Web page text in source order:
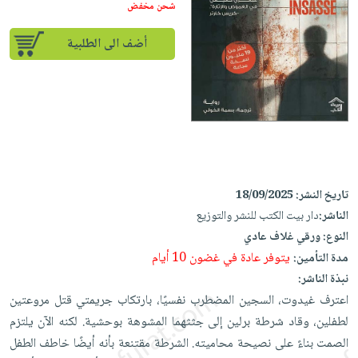
إختياراتنا
كتب
أكاديمية
صندوق
القراءة
iKitab
بلا
حدود
يتكرر
على
Android
تحميل
iKitab
على
Apple
أسئلة
يتكرر
طرحها
تحميل
masmu3
على
masmu3
على
Apple
المواضيع
الأكثر
إختياراتنا
وسائل
القراءة
جوائز
تعليمية
الصحة
الشخصية
جديد
أجهزة
العناية
الشخصية
العناية
وتصفيف
الشعر
العناية
بالجسم
المطبخ
والسفرة
جديد
الكل
أواني
الطهي
أدوات
متجر
الهدايا
أقسام
شحن مخفض
أضف الى الطلبية
تاريخ النشر:18/09/2025
الناشر:دار بيت الكتب للنشر والتوزيع
النوع:ورقي غلاف عادي
مدة التأمين:يتوفر عادة في غضون 10 أيام
نبذة الناشر:
اعترف غيدوت، السجين المضطرب نفسيًا، بارتكاب جريمتي قتل مروعتين
لطفلين، وقاد شرطة برلين إلى جثثهما المشوهة بوحشية. لكنه الآن يلتزم
الصمت بناءً على نصيحة محاميته. الشرطة مقتنعة بأنه أيضًا خاطف الطفل